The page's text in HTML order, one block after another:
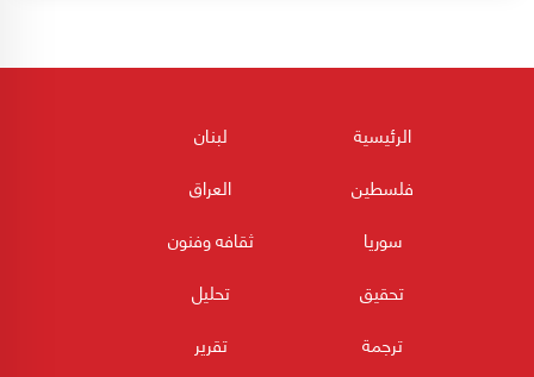
الرئيسية
لبنان
فلسطين
العراق
سوريا
ثقافه وفنون
تحقيق
تحليل
ترجمة
تقرير